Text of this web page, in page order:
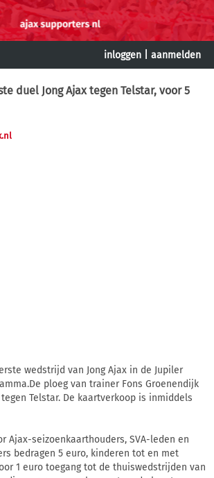
inloggen aanmelden
duel Jong Ajax tegen Telstar, voor 5
wedstrijd van Jong Ajax in de Jupiler
ploeg van trainer Fons Groenendijk
Telstar. De kaartverkoop is inmiddels
Ajax-seizoenkaarthouders, SVA-leden en
bedragen 5 euro, kinderen tot en met
1 euro toegang tot de thuiswedstrijden van